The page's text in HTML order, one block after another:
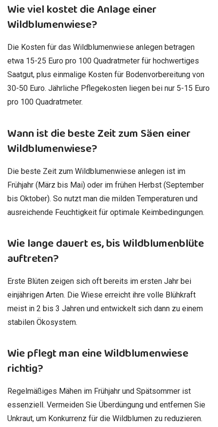
Wie viel kostet die Anlage einer
Wildblumenwiese?
Die Kosten für das Wildblumenwiese anlegen betragen
etwa 15-25 Euro pro 100 Quadratmeter für hochwertiges
Saatgut, plus einmalige Kosten für Bodenvorbereitung von
30-50 Euro. Jährliche Pflegekosten liegen bei nur 5-15 Euro
pro 100 Quadratmeter.
Wann ist die beste Zeit zum Säen einer
Wildblumenwiese?
Die beste Zeit zum Wildblumenwiese anlegen ist im
Frühjahr (März bis Mai) oder im frühen Herbst (September
bis Oktober). So nutzt man die milden Temperaturen und
ausreichende Feuchtigkeit für optimale Keimbedingungen.
Wie lange dauert es, bis Wildblumenblüte
auftreten?
Erste Blüten zeigen sich oft bereits im ersten Jahr bei
einjährigen Arten. Die Wiese erreicht ihre volle Blühkraft
meist in 2 bis 3 Jahren und entwickelt sich dann zu einem
stabilen Ökosystem.
Wie pflegt man eine Wildblumenwiese
richtig?
Regelmäßiges Mähen im Frühjahr und Spätsommer ist
essenziell. Vermeiden Sie Überdüngung und entfernen Sie
Unkraut, um Konkurrenz für die Wildblumen zu reduzieren.